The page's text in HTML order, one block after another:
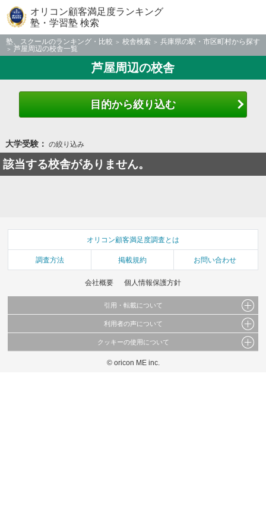
オリコン顧客満足度ランキング
塾・学習塾 検索
塾、スクールのランキング・比較 校舎検索
兵庫県の駅・市区町村から探す
芦屋周辺の校舎一覧
芦屋周辺の校舎
目的から絞り込む
大学受験： の絞り込み
該当する校舎がありません。
オリコン顧客満足度調査とは
調査方法 掲載規約 お問い合わせ
会社概要 個人情報保護方針
引用・転載について
当サイトで公開されている情報（文字、写真、イラスト、画像データ等）及びこれらの配
これらの情報を権利者の許可なく無断転載・複製などの二次利用を行うことは固く禁じて
利用者の声について
当サイトに掲載している内容はすべてサービスの利用者が提出された見解・感想です。
弊社の見解・ 意見ではないことをご理解いただいた上でご覧ください。
クッキーの使用について
このサイトでは Cookie を使用して、ユーザーに合わせたコンテンツや広告の表示、ソー
© oricon ME inc.